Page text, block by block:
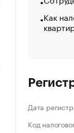
Как
Дата
Код